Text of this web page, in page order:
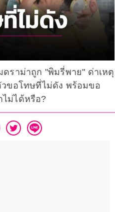
ราม่าถูก "พิมรี่พาย" ด่าเหตุ
วขอโทษที่ไม่ดัง พร้อมขอ
ม่ได้หรือ?